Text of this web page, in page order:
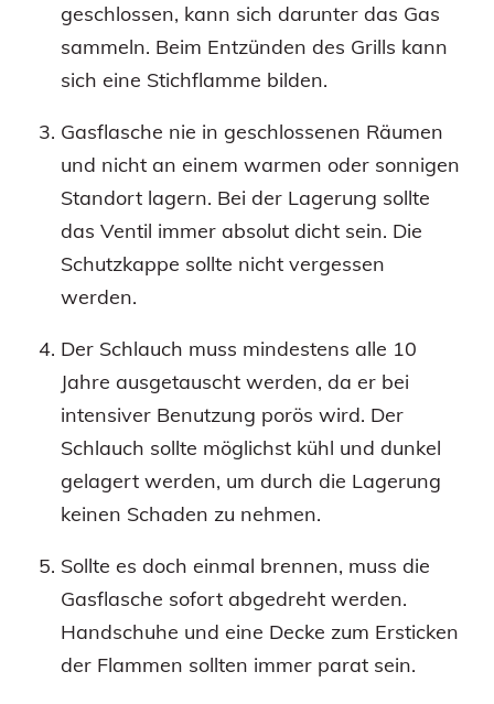
geschlossen, kann sich darunter das Gas
sammeln. Beim Entzünden des Grills kann
sich eine Stichflamme bilden.
Gasflasche nie in geschlossenen Räumen
und nicht an einem warmen oder sonnigen
Standort lagern. Bei der Lagerung sollte
das Ventil immer absolut dicht sein. Die
Schutzkappe sollte nicht vergessen
werden.
Der Schlauch muss mindestens alle 10
Jahre ausgetauscht werden, da er bei
intensiver Benutzung porös wird. Der
Schlauch sollte möglichst kühl und dunkel
gelagert werden, um durch die Lagerung
keinen Schaden zu nehmen.
Sollte es doch einmal brennen, muss die
Gasflasche sofort abgedreht werden.
Handschuhe und eine Decke zum Ersticken
der Flammen sollten immer parat sein.